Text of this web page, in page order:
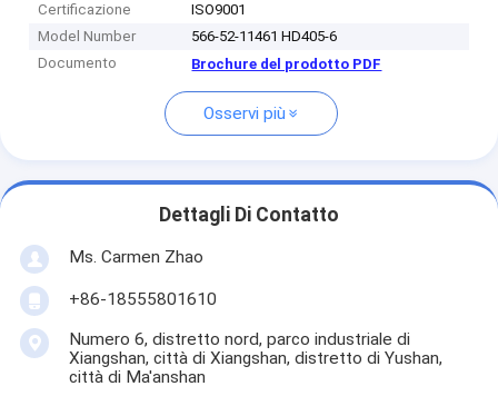
Certificazione
ISO9001
Model Number
566-52-11461 HD405-6
Documento
Brochure del prodotto PDF
Osservi più
Dettagli Di Contatto
Ms. Carmen Zhao
+86-18555801610
Numero 6, distretto nord, parco industriale di
Xiangshan, città di Xiangshan, distretto di Yushan,
città di Ma'anshan